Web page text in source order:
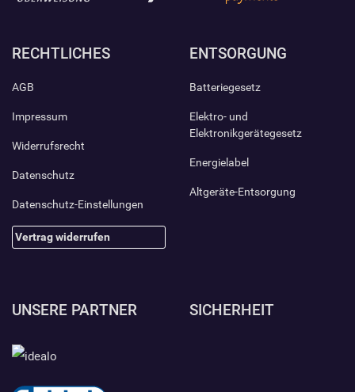
RECHTLICHES
AGB
Impressum
Widerrufsrecht
Datenschutz
Datenschutz-Einstellungen
Vertrag widerrufen
ENTSORGUNG
Batteriegesetz
Elektro- und
Elektronikgerätegesetz
Energielabel
Altgeräte-Entsorgung
UNSERE PARTNER SICHERHEIT